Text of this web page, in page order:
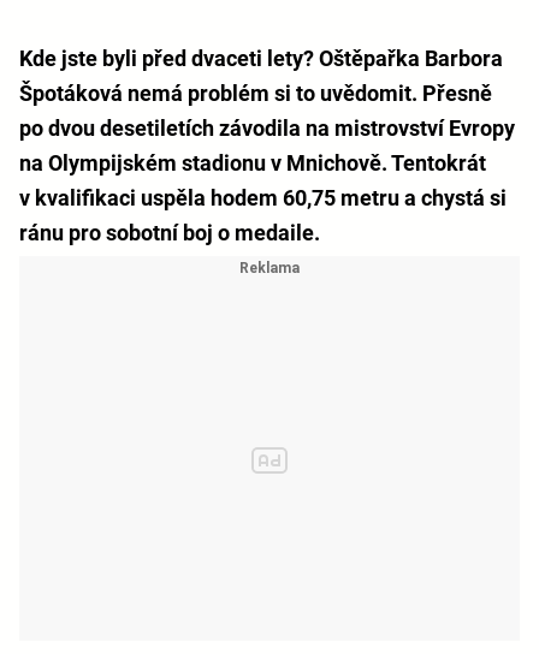
Kde jste byli před dvaceti lety? Oštěpařka Barbora
Špotáková nemá problém si to uvědomit. Přesně
po dvou desetiletích závodila na mistrovství Evropy
na Olympijském stadionu v Mnichově. Tentokrát
v kvalifikaci uspěla hodem 60,75 metru a chystá si
ránu pro sobotní boj o medaile.